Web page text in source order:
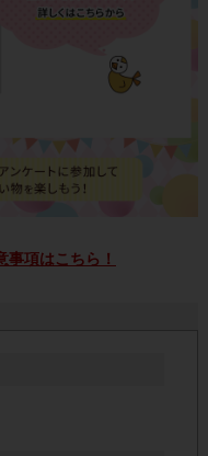
事項はこちら！